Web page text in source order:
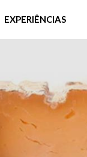
EXPERIÊNCIAS